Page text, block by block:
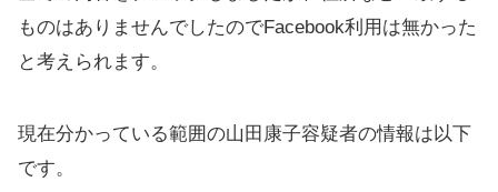
ものはありませんでしたのでFacebook利用は無かった
と考えられます。
現在分かっている範囲の山田康子容疑者の情報は以下
です。